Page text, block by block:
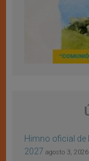
Himno oficial de
2027 agosto 3, 2026